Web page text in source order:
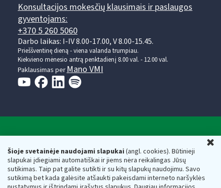
Šioje svetainėje naudojami slapukai(angl. cookies). Būtinieji
slapukai įdiegiami automatiškai ir jiems nėra reikalingas Jūsų
sutikimas. Taip pat galite sutikti ir su kitų slapukų naudojimu. Savo
sutikimą bet kada galėsite atšaukti pakeisdami interneto naršyklės
Konsultacijos mokesčių klausimais ir paslaugos
gyventojams:
+370 5 260 5060
Darbo laikas: I-IV 8.00-17.00, V 8.00-15.45.
Prieššventinę dieną - viena valanda trumpiau.
Kiekvieno mėnesio antrą penktadienį 8.00 val. - 12.00 val.
Paklausimas per Mano VMI
Respublikos finansų ministerijos
Biudžetinė įstaiga. Juridinio asmens kodas — 188659752,
adresas: Vasario 16-osios g. 14, 01107 Vilnius, Lietuva, el.paštas:
vmi@vmi.lt, E. pristatymo dėžutės adresas 188659752